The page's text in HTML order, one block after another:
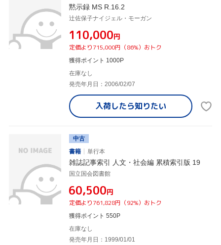
黙示録 MS R.16.2
辻佐保子ナイジェル・モーガン
¥110,000円
定価より715,000円（86%）おトク
獲得ポイント 1000P
在庫なし
発売年月日：2006/02/07
入荷したら知りたい
中古
書籍
単行本
雑誌記事索引 人文・社会編 累積索引版 19
国立国会図書館
¥60,500円
定価より761,828円（92%）おトク
獲得ポイント 550P
在庫なし
発売年月日：1999/01/01